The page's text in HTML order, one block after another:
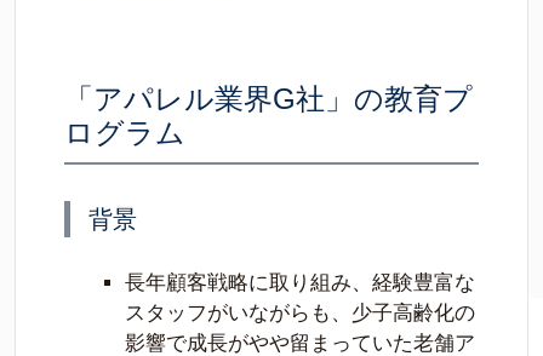
「アパレル業界G社」の教育プ
ログラム
背景
長年顧客戦略に取り組み、経験豊富な
スタッフがいながらも、少子高齢化の
影響で成長がやや留まっていた老舗ア